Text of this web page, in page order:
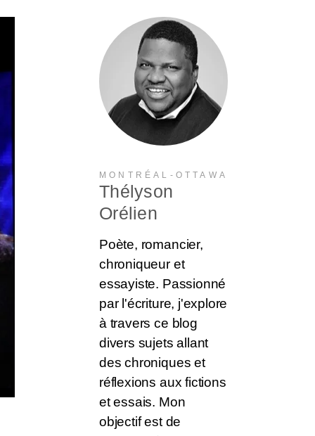
MONTRÉAL-OTTAWA
Thélyson
Orélien
Poète, romancier,
chroniqueur et
essayiste. Passionné
par l'écriture, j'explore
à travers ce blog
divers sujets allant
des chroniques et
réflexions aux fictions
et essais. Mon
objectif est de